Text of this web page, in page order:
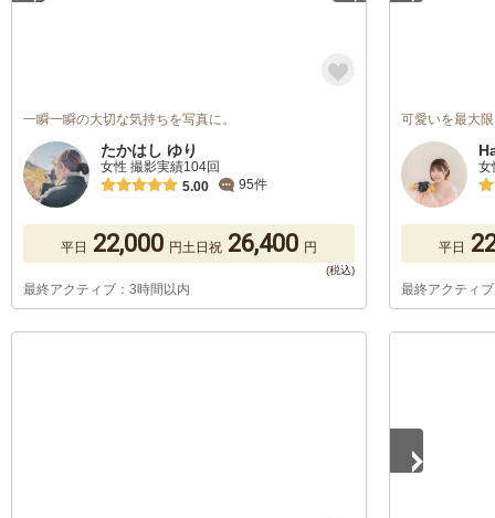
一瞬一瞬の大切な気持ちを写真に。
たかはし ゆり
女性 撮影実績104回
5.00
95件
平日 22,000 円土日祝 26,400 円
最終アクティブ：3時間以内
可愛いを最大
女
平日
最終アクティ